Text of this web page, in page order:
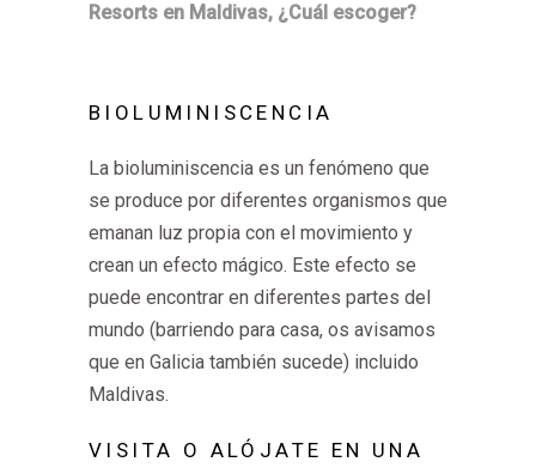
Resorts en Maldivas, ¿Cuál escoger?
BIOLUMINISCENCIA
La bioluminiscencia es un fenómeno que
se produce por diferentes organismos que
emanan luz propia con el movimiento y
crean un efecto mágico. Este efecto se
puede encontrar en diferentes partes del
mundo (barriendo para casa, os avisamos
que en Galicia también sucede) incluido
Maldivas.
VISITA O ALÓJATE EN UNA